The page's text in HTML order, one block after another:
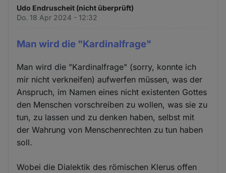
Udo Endruscheit (nicht überprüft)
Do. 18 Apr 2024 - 12:32
Man wird die "Kardinalfrage"
Man wird die "Kardinalfrage" (sorry, konnte ich
mir nicht verkneifen) aufwerfen müssen, was der
Anspruch, im Namen eines nicht existenten Gottes
den Menschen vorschreiben zu wollen, was sie zu
tun, zu lassen und zu denken haben, selbst mit
der Wahrung von Menschenrechten zu tun haben
soll.
Wobei die Dialektik des römischen Klerus offen